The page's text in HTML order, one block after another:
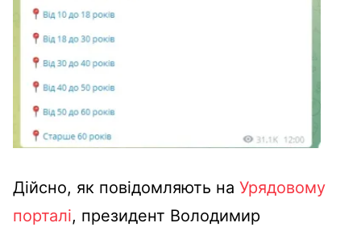
Дійсно, як повідомляють на Урядовому
порталі, президент Володимир